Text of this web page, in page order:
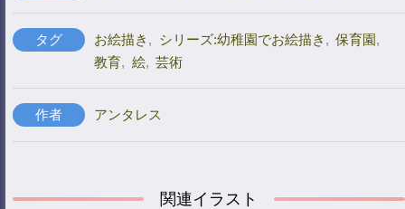
タグ お絵描き , シリーズ:幼稚園でお絵描き , 保育園,
教育, 絵, 芸術
作者 アンタレス
関連イラスト